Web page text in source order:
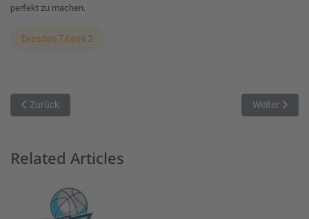
perfekt zu machen.
Dresden Titans 2
Vorheriger Beitrag: Aschaffenburg verliert das Spiel in den ersten 4
Zurück Nächster
Weiter
Related Articles